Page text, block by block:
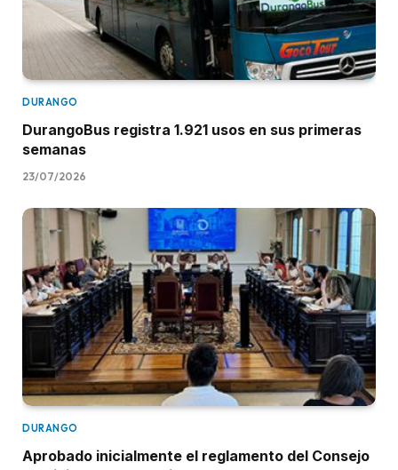
DURANGO
DurangoBus registra 1.921 usos en sus primeras
semanas
23/07/2026
DURANGO
Aprobado inicialmente el reglamento del Consejo